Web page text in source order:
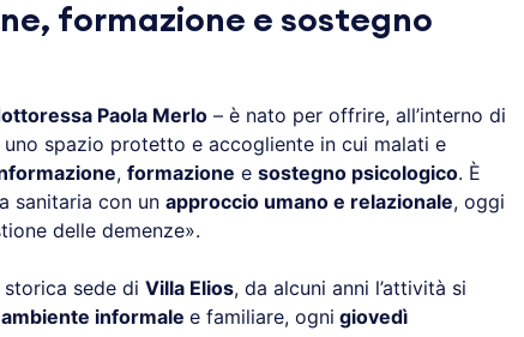
formazione e sostegno
Paola Merlo – è nato per offrire, all’interno di
spazio protetto e accogliente in cui malati e
, formazione e sostegno psicologico. È
sanitaria con un approccio umano e relazionale, oggi
delle demenze».
sede di Villa Elios, da alcuni anni l’attività si
ambiente informale e familiare, ogni giovedì